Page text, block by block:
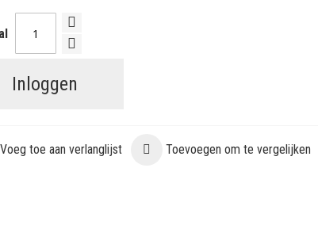
Inloggen
Voeg toe aan verlanglijst Toevoegen om te vergelijken